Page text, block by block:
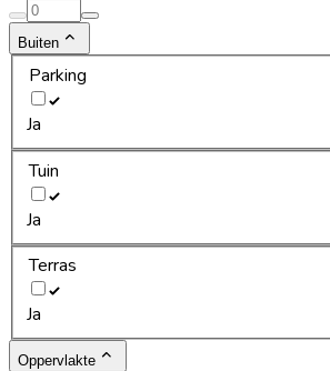
Buiten
Parking
Ja
Tuin
Ja
Terras
Ja
Oppervlakte